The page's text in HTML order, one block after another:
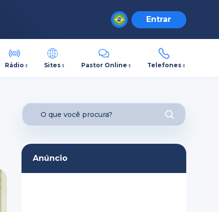
Entrar
Rádio Sites Pastor Online Telefones
Anúncio